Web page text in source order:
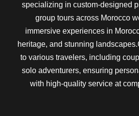
specializing in custom-designed
group tours across Morocco
immersive experiences in
heritage, and stunning
to various travelers, including
solo adventurers, ensuring
with high-quality service at